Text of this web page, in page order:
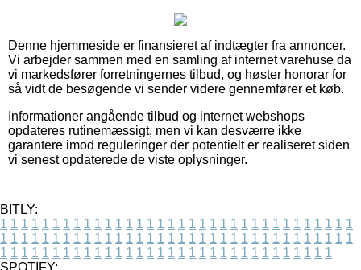
Denne hjemmeside er finansieret af indtægter fra annoncer.
Vi arbejder sammen med en samling af internet varehuse da
vi markedsfører forretningernes tilbud, og høster honorar for
så vidt de besøgende vi sender videre gennemfører et køb.
Informationer angående tilbud og internet webshops
opdateres rutinemæssigt, men vi kan desværre ikke
garantere imod reguleringer der potentielt er realiseret siden
vi senest opdaterede de viste oplysninger.
BITLY:
1 1 1 1 1 1 1 1 1 1 1 1 1 1 1 1 1 1 1 1 1 1 1 1 1 1 1 1 1 1 1 1 1 1
1 1 1 1 1 1 1 1 1 1 1 1 1 1 1 1 1 1 1 1 1 1 1 1 1 1 1 1 1 1 1 1 1 1
1 1 1 1 1 1 1 1 1 1 1 1 1 1 1 1 1 1 1 1 1 1 1 1 1 1 1 1 1 1 1 1
SPOTIFY: